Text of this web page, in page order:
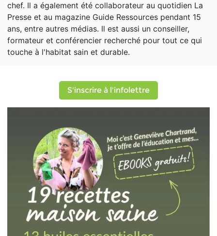
chef. Il a également été collaborateur au quotidien La
Presse et au magazine Guide Ressources pendant 15
ans, entre autres médias. Il est aussi un conseiller,
formateur et conférencier recherché pour tout ce qui
touche à l'habitat sain et durable.
S'inscrire à l'infolettre